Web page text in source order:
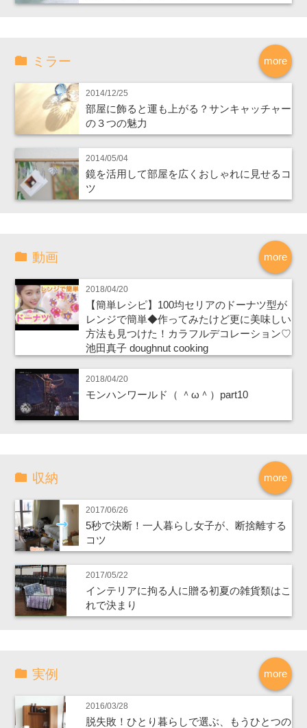
more
ミラー
2014/12/25
部屋に飾ると運も上がる？サンキャッチャー
の３つの魅力
2014/05/04
鏡を活用して部屋を広くおしゃれに見せるコ
ツ
more
動画
2018/04/20
【簡単レシピ】100均セリアのドーナツ型が
レンジで簡単◆作ってみたけど更に美味しい
方法も見つけた！カラフルデコレーション♡
池田真子 doughnut cooking
2018/04/20
モンハンワールド（ ＾ω＾）part10
more
収納
2017/06/26
5秒で決断！一人暮らし女子が、断捨離する
コツ
2017/05/22
インテリアに拘る人に贈る初夏の雑貨類はこ
れで決まり
more
実例
2016/03/28
脱失敗！ひとり暮らしで選ぶ、もうひとつの